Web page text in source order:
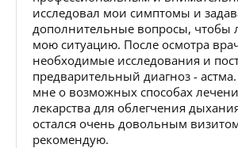
исследовал мои симптомы и
дополнительные вопросы, чтобы
мою ситуацию. После осмотра
необходимые исследования и
предварительный диагноз -
мне о возможных способах
лекарства для облегчения
остался очень довольным
рекомендую.